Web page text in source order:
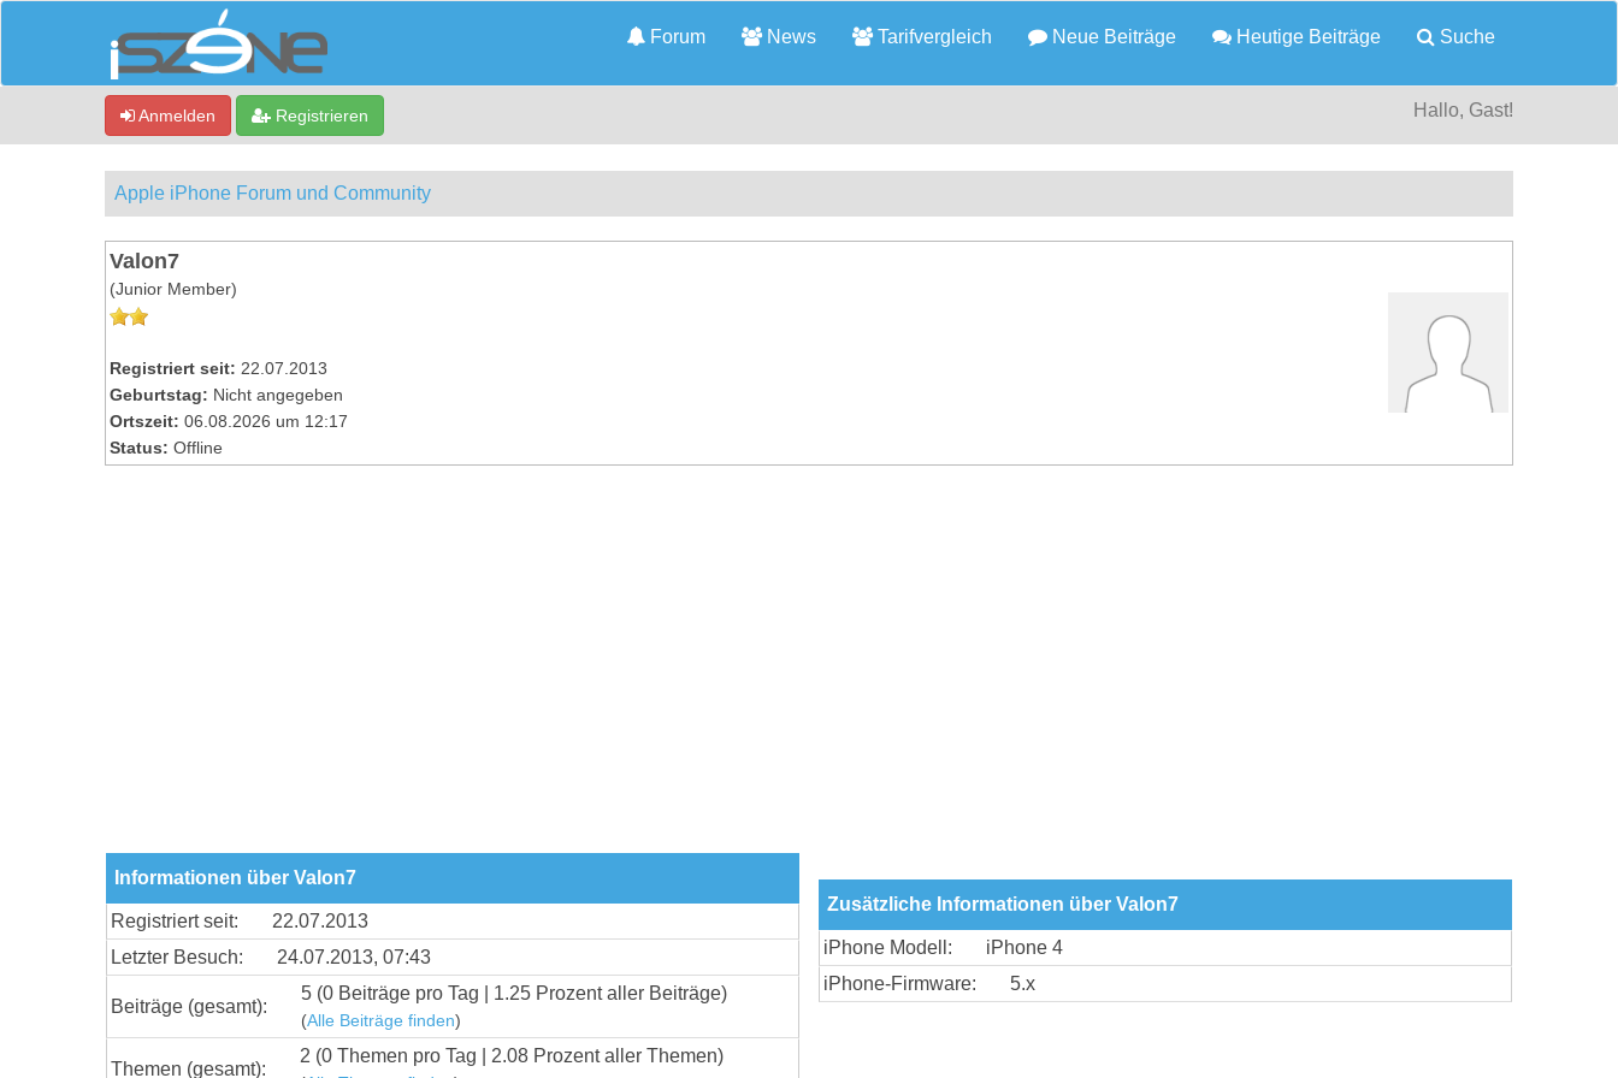
Forum News Tarifvergleich Neue Beiträge Heutige Beiträge Suche
Anmelden Registrieren Hallo, Gast!
Apple iPhone Forum und Community
Valon7
(Junior Member)
Registriert seit: 22.07.2013
Geburtstag: Nicht angegeben
Ortszeit: 06.08.2026 um 12:17
Status: Offline
Informationen über Valon7
Registriert seit:
22.07.2013
Letzter Besuch:
24.07.2013, 07:43
Beiträge (gesamt):
5 (0 Beiträge pro Tag | 1.25 Prozent aller Beiträge)
(Alle Beiträge finden)
Themen (gesamt):
2 (0 Themen pro Tag | 2.08 Prozent aller Themen)
Zusätzliche Informationen über Valon7
iPhone Modell:
iPhone 4
iPhone-Firmware:
5.x